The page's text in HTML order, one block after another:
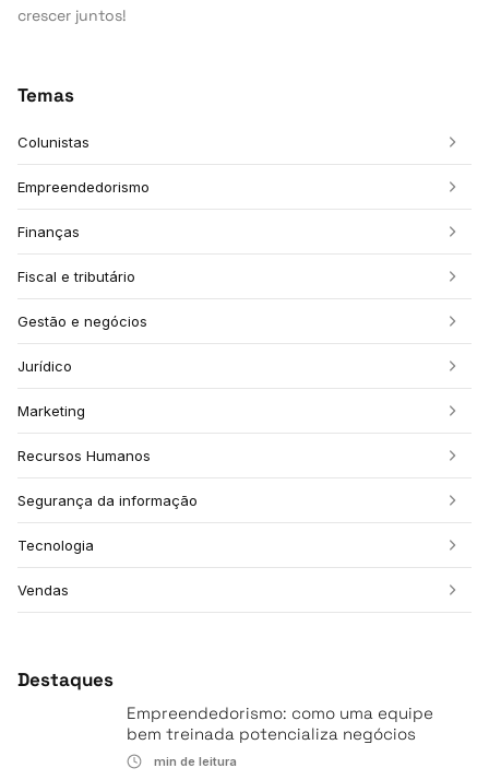
crescer juntos!
Temas
Colunistas
Empreendedorismo
Finanças
Fiscal e tributário
Gestão e negócios
Jurídico
Marketing
Recursos Humanos
Segurança da informação
Tecnologia
Vendas
Destaques
Empreendedorismo: como uma equipe
bem treinada potencializa negócios
min de leitura